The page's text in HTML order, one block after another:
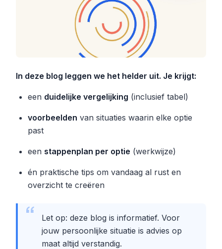
In deze blog leggen we het helder uit. Je krijgt:
een duidelijke vergelijking (inclusief tabel)
voorbeelden van situaties waarin elke optie
past
een stappenplan per optie (werkwijze)
én praktische tips om vandaag al rust en
overzicht te creëren
Let op: deze blog is informatief. Voor
jouw persoonlijke situatie is advies op
maat altijd verstandig.